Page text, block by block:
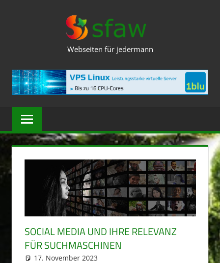
Webseiten für jedermann
SOCIAL MEDIA UND IHRE RELEVANZ
FÜR SUCHMASCHINEN
17. November 2023